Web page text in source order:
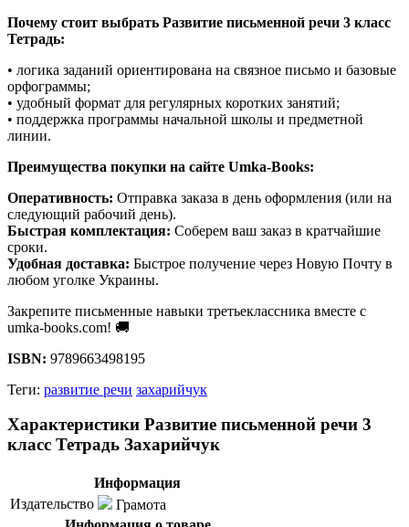
Почему стоит выбрать Развитие письменной речи 3 класс
Тетрадь:
• логика заданий ориентирована на связное письмо и базовые
орфограммы;
• удобный формат для регулярных коротких занятий;
• поддержка программы начальной школы и предметной
линии.
Преимущества покупки на сайте Umka-Books:
Оперативность: Отправка заказа в день оформления (или на
следующий рабочий день).
Быстрая комплектация: Соберем ваш заказ в кратчайшие
сроки.
Удобная доставка: Быстрое получение через Новую Почту в
любом уголке Украины.
Закрепите письменные навыки третьеклассника вместе с
umka-books.com! 🚚
ISBN: 9789663498195
Теги: развитие речи захарийчук
Характеристики Развитие письменной речи 3
класс Тетрадь Захарийчук
Информация
Издательство
Грамота